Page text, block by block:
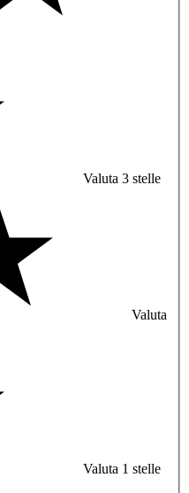
Valuta 3 stelle
Valuta
Valuta 1 stelle